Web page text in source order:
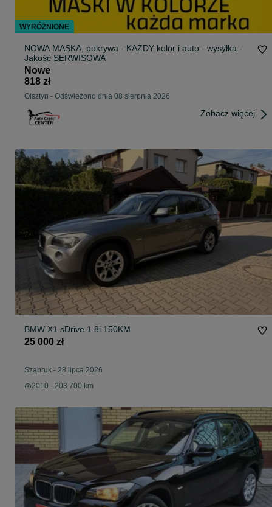
NOWA MASKA, pokrywa - KAŻDY kolor i auto - wysyłka -
Jakość SERWISOWA
Nowe
818 zł
Olsztyn - Odświeżono dnia 08 sierpnia 2026
Zobacz więcej
BMW X1 sDrive 1.8i 150KM
25 000 zł
Sząbruk - 28 lipca 2026
2010 - 203 700 km
WYRÓŻNIONE